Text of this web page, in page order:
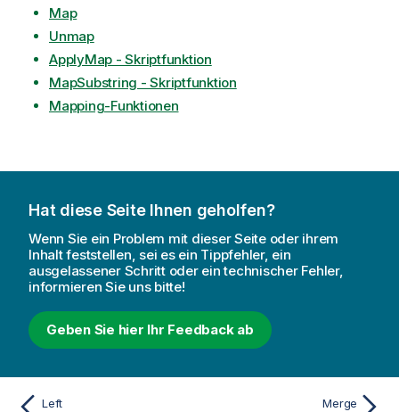
Map
Unmap
ApplyMap - Skriptfunktion
MapSubstring - Skriptfunktion
Mapping-Funktionen
Hat diese Seite Ihnen geholfen?
Wenn Sie ein Problem mit dieser Seite oder ihrem
Inhalt feststellen, sei es ein Tippfehler, ein
ausgelassener Schritt oder ein technischer Fehler,
informieren Sie uns bitte!
Geben Sie hier Ihr Feedback ab
Left Merge